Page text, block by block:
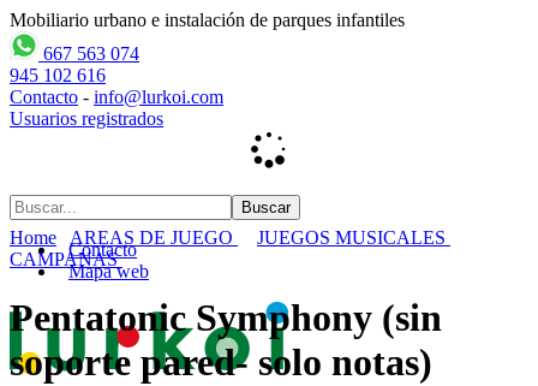
Mobiliario urbano e instalación de parques infantiles
667 563 074
945 102 616
Contacto - info@lurkoi.com
Usuarios registrados
Contacto
Mapa web
Home AREAS DE JUEGO
JUEGOS MUSICALES
CAMPANAS
Pentatonic Symphony (sin
soporte pared- solo notas)